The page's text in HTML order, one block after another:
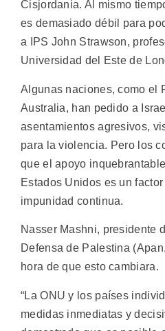
Cisjordania. Al mismo
es demasiado débil para
a IPS John Strawson,
Universidad del Este de
Algunas naciones, como el
Australia, han pedido a
asentamientos agresivos,
para la violencia. Pero los
que el apoyo
Estados Unidos es un
impunidad continua.
Nasser Mashni, presidente
Defensa de Palestina
hora de que esto cambiara.
“La ONU y los países
medidas inmediatas y